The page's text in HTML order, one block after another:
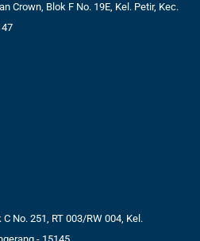
Crown, Blok F No. 19E, Kel. Petir, Kec.
No. 251, RT 003/RW 004, Kel.